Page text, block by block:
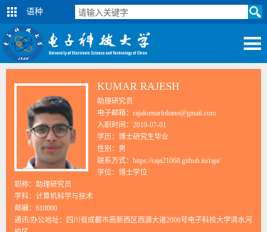
语种
KUMAR RAJESH
助理研究员
电子邮箱：rajakumarlohano@gmail.com
入职时间：2019-07-01
学历：博士研究生毕业
性别：男
联系方式：https://raja21068.github.io/raja/
学位：博士学位
职称：助理研究员
学科：计算机科学与技术
邮编： 610000
通讯/办公地址：
四川省成都市高新西区西源大道2006号电子科技大学清水河